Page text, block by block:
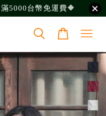
5000台幣免運費🔶